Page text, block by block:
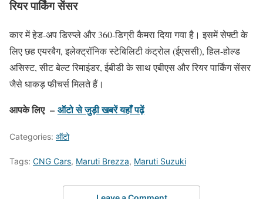
रियर पार्किंग सेंसर
कार में हेड-अप डिस्प्ले और 360-डिग्री कैमरा दिया गया है। इसमें सेफ्टी के
लिए छह एयरबैग, इलेक्ट्रॉनिक स्टेबिलिटी कंट्रोल (ईएससी), हिल-होल्ड
असिस्ट, सीट बेल्ट रिमाइंडर, ईबीडी के साथ एबीएस और रियर पार्किंग सेंसर
जैसे धाकड़ फीचर्स मिलते हैं।
आपके लिए – ऑटो से जुड़ी खबरें यहाँ पढ़ें
Categories: ऑटो
Tags: CNG Cars, Maruti Brezza, Maruti Suzuki